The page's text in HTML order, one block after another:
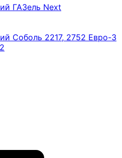
ГАЗель Next
Соболь 2217, 2752 Евро-3